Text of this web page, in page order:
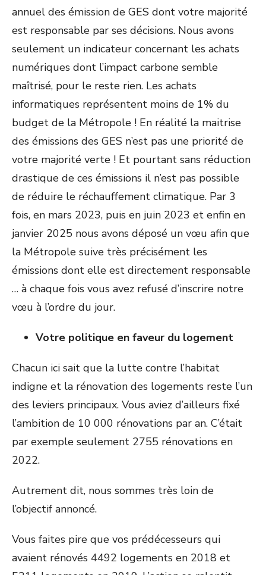
annuel des émission de GES dont votre majorité
est responsable par ses décisions. Nous avons
seulement un indicateur concernant les achats
numériques dont l’impact carbone semble
maîtrisé, pour le reste rien. Les achats
informatiques représentent moins de 1% du
budget de la Métropole ! En réalité la maitrise
des émissions des GES n’est pas une priorité de
votre majorité verte ! Et pourtant sans réduction
drastique de ces émissions il n’est pas possible
de réduire le réchauffement climatique. Par 3
fois, en mars 2023, puis en juin 2023 et enfin en
janvier 2025 nous avons déposé un vœu afin que
la Métropole suive très précisément les
émissions dont elle est directement responsable
… à chaque fois vous avez refusé d’inscrire notre
vœu à l’ordre du jour.
Votre politique en faveur du logement
Chacun ici sait que la lutte contre l’habitat
indigne et la rénovation des logements reste l’un
des leviers principaux. Vous aviez d’ailleurs fixé
l’ambition de 10 000 rénovations par an. C’était
par exemple seulement 2755 rénovations en
2022.
Autrement dit, nous sommes très loin de
l’objectif annoncé.
Vous faites pire que vos prédécesseurs qui
avaient rénovés 4492 logements en 2018 et